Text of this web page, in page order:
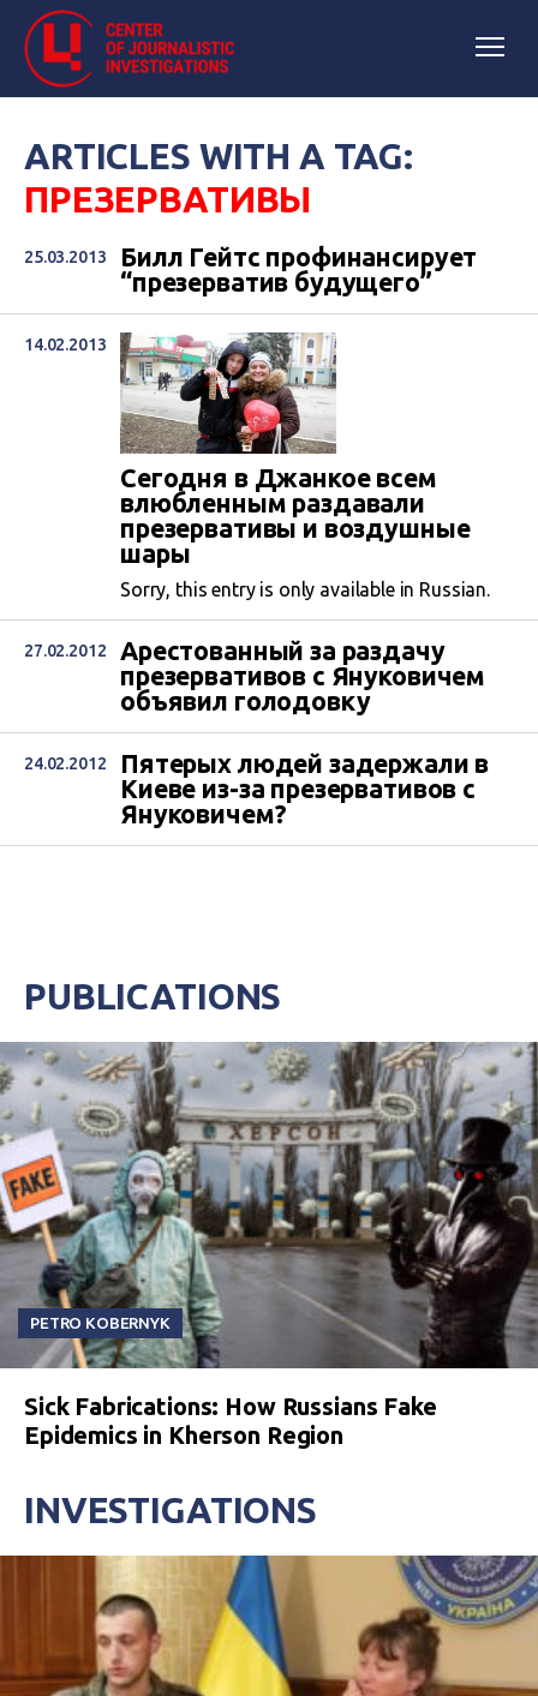
ARTICLES WITH A TAG:
ПРЕЗЕРВАТИВЫ
25.03.2013
Билл Гейтс профинансирует
“презерватив будущего”
14.02.2013
Сегодня в Джанкое всем
влюбленным раздавали
презервативы и воздушные
шары
Sorry, this entry is only available in Russian.
27.02.2012
Арестованный за раздачу
презервативов с Януковичем
объявил голодовку
24.02.2012
Пятерых людей задержали в
Киеве из-за презервативов с
Януковичем?
PUBLICATIONS
PETRO KOBERNYK
Sick Fabrications: How Russians Fake
Epidemics in Kherson Region
INVESTIGATIONS